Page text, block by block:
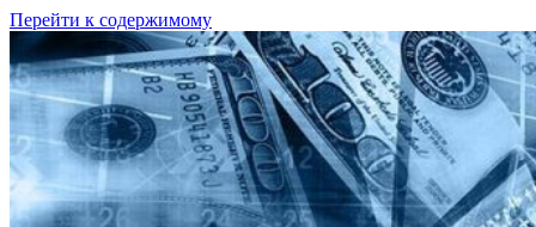
Перейти к содержимому